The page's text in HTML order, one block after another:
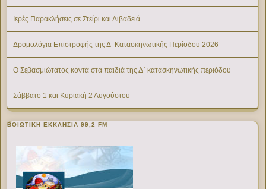
Ιερές Παρακλήσεις σε Στείρι και Λιβαδειά
Δρομολόγια Επιστροφής της Δ’ Κατασκηνωτικής Περίοδου 2026
Ο Σεβασμιώτατος κοντά στα παιδιά της Δ΄ κατασκηνωτικής περιόδου
Σάββατο 1 και Κυριακή 2 Αυγούστου
ΒΟΙΩΤΙΚΉ ΕΚΚΛΗΣΊΑ 99,2 FM